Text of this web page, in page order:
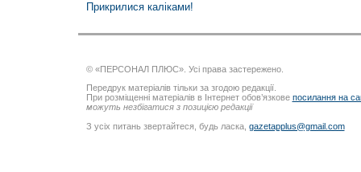
Прикрилися каліками!
© «ПЕРСОНАЛ ПЛЮС». Усі права застережено.
Передрук матеріалів тільки за згодою редакції.
При розміщенні матеріалів в Інтернет обов’язкове посилання на
можуть незбігатися з позицією редакції
З усіх питань звертайтеся, будь ласка, gazetapplus@gmail.com